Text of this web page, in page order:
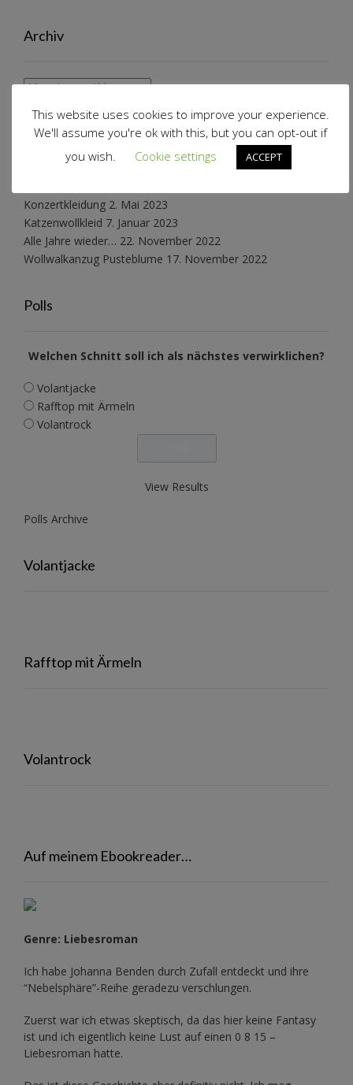
Archiv
Archiv
Schnabelinas Welt
Konzertkleidung 2. Mai 2023
Katzenwollkleid 7. Januar 2023
Alle Jahre wieder… 22. November 2022
Wollwalkanzug Pusteblume 17. November 2022
Polls
Welchen Schnitt soll ich als nächstes verwirklichen?
Volantjacke
Rafftop mit Ärmeln
Volantrock
View Results
Polls Archive
Volantjacke
Rafftop mit Ärmeln
Volantrock
Auf meinem Ebookreader…
Genre: Liebesroman
Ich habe Johanna Benden durch Zufall entdeckt und ihre
“Nebelsphäre”-Reihe geradezu verschlungen.
Zuerst war ich etwas skeptisch, da das hier keine Fantasy
ist und ich eigentlich keine Lust auf einen 0 8 15 –
Liebesroman hatte.
This website uses cookies to improve your experience.
We'll assume you're ok with this, but you can opt-out if
you wish.
Cookie settings ACCEPT